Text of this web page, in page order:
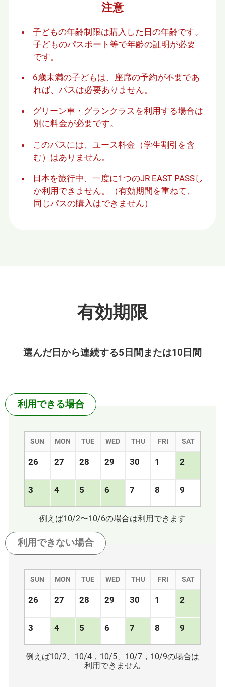
き
ま
す
注意
子どもの年齢制限は購入した日の年齢です。
子どものパスポート等で年齢の証明が必要
です。
6歳未満の子どもは、座席の予約が不要であ
れば、パスは必要ありません。
グリーン⾞・グランクラスを利⽤する場合は
別に料⾦が必要です。
このパスには、ユース料金（学生割引を含
む）はありません。
⽇本を旅⾏中、⼀度に1つのJR EAST PASSし
か利⽤できません。（有効期間を重ねて、
同じパスの購⼊はできません）
有効期限
選んだ日から連続する5日間または10日間
【例】5日間の場合
利用できる場合
SUN MON TUE WED THU FRI SAT
26 27 28 29 30 1 2
3 4 5 6 7 8 9
例えば10/2〜10/6の場合は利用できます
利用できない場合
SUN MON TUE WED THU FRI SAT
26 27 28 29 30 1 2
3 4 5 6 7 8 9
例えば10/2、10/4，10/5、10/7，10/9の場合は
利用できません